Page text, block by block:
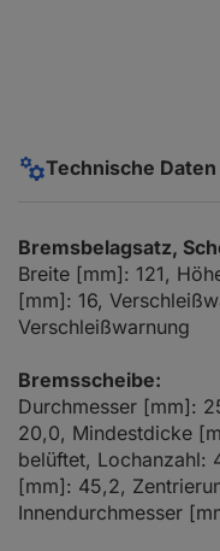
Technische Daten
Bremsbelagsatz,
Breite [mm]: 121,
[mm]: 16,
Verschleißwarnung
Bremsscheibe:
Durchmesser [mm]:
20,0, Mindestdicke
belüftet, Lochanzahl:
[mm]: 45,2,
Innendurchmesser